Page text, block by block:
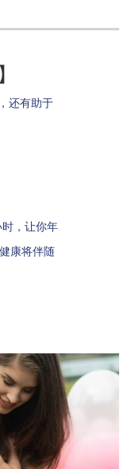
还有助于
，让你年
康将伴随